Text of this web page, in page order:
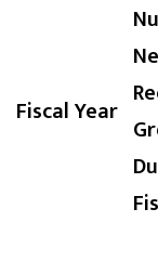
Fiscal Year